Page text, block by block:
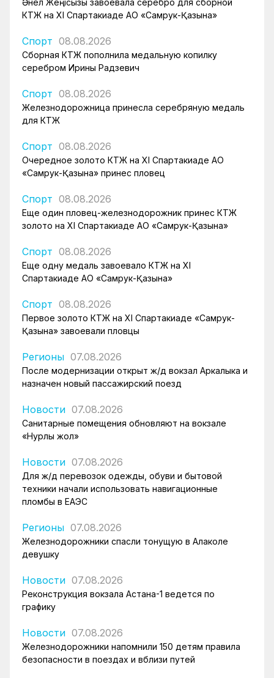
Әнел Жеңісқызы завоевала серебро для сборной
КТЖ на XI Спартакиаде АО «Самрук-Қазына»
Спорт 08.08.2026
Сборная КТЖ пополнила медальную копилку
серебром Ирины Радзевич
Спорт 08.08.2026
Железнодорожница принесла серебряную медаль
для КТЖ
Спорт 08.08.2026
Очередное золото КТЖ на XI Спартакиаде АО
«Самрук-Қазына» принес пловец
Спорт 08.08.2026
Еще один пловец-железнодорожник принес КТЖ
золото на XI Спартакиаде АО «Самрук-Қазына»
Спорт 08.08.2026
Еще одну медаль завоевало КТЖ на XI
Спартакиаде АО «Самрук-Қазына»
Спорт 08.08.2026
Первое золото КТЖ на XI Спартакиаде «Самрук-
Қазына» завоевали пловцы
Регионы 07.08.2026
После модернизации открыт ж/д вокзал Аркалыка и
назначен новый пассажирский поезд
Новости 07.08.2026
Санитарные помещения обновляют на вокзале
«Нурлы жол»
Новости 07.08.2026
Для ж/д перевозок одежды, обуви и бытовой
техники начали использовать навигационные
пломбы в ЕАЭС
Регионы 07.08.2026
Железнодорожники спасли тонущую в Алаколе
девушку
Новости 07.08.2026
Реконструкция вокзала Астана-1 ведется по
графику
Новости 07.08.2026
Железнодорожники напомнили 150 детям правила
безопасности в поездах и вблизи путей